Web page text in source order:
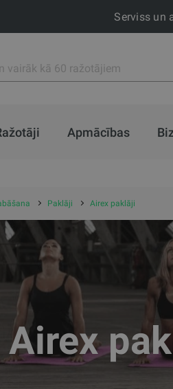
Serviss un
Apmācības
Paklāji Airex paklāji
Airex